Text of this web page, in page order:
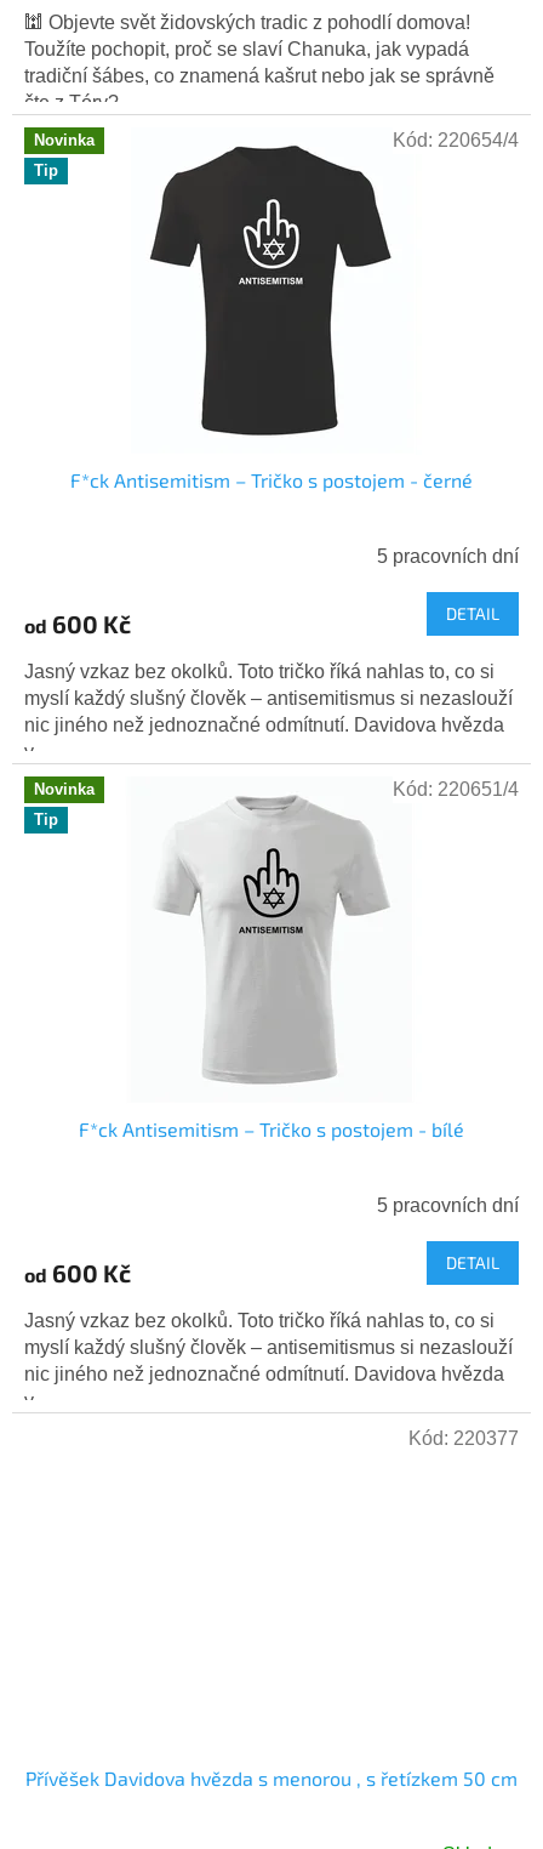
🕍 Objevte svět židovských tradic z pohodlí domova!
Toužíte pochopit, proč se slaví Chanuka, jak vypadá
tradiční šábes, co znamená kašrut nebo jak se správně
čte z Tóry?...
Novinka
Tip
F*ck Antisemitism – Tričko s postojem - černé
5 pracovních dní
od 600 Kč DETAIL
Jasný vzkaz bez okolků. Toto tričko říká nahlas to, co si
myslí každý slušný člověk – antisemitismus si nezaslouží
nic jiného než jednoznačné odmítnutí. Davidova hvězda
v...
Kód: 220654/4
Novinka
Tip
F*ck Antisemitism – Tričko s postojem - bílé
5 pracovních dní
od 600 Kč DETAIL
Jasný vzkaz bez okolků. Toto tričko říká nahlas to, co si
myslí každý slušný člověk – antisemitismus si nezaslouží
nic jiného než jednoznačné odmítnutí. Davidova hvězda
v...
Kód: 220651/4
Přívěšek Davidova hvězda s menorou , s řetízkem 50 cm
Kód: 220377